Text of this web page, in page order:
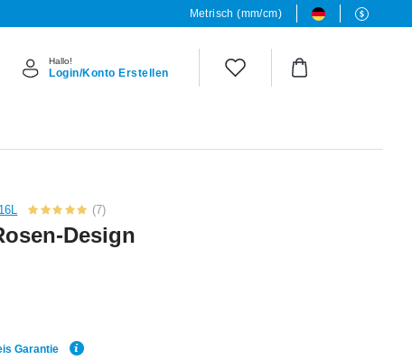
Metrisch (mm/cm)
Hallo!
Login/Konto Erstellen
(7)
Design
Garantie